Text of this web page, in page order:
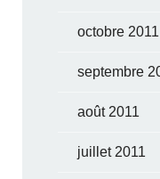
octobre 2011
septembre
août 2011
juillet 2011